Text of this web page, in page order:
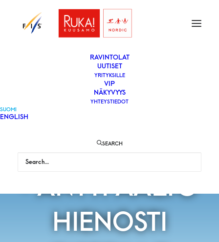
VAPAAEHTOISEKSI
YLEISÖLLE
­RAVINTOLAT
UUTISET
YRITYKSILLE
VIP
NÄKYVYYS
YHTEYSTIEDOT
SUOMI
ENGLISH
SEARCH
EISENBICHER
YLIVOIMAINEN
- ANTTI AALTO
HIENOSTI